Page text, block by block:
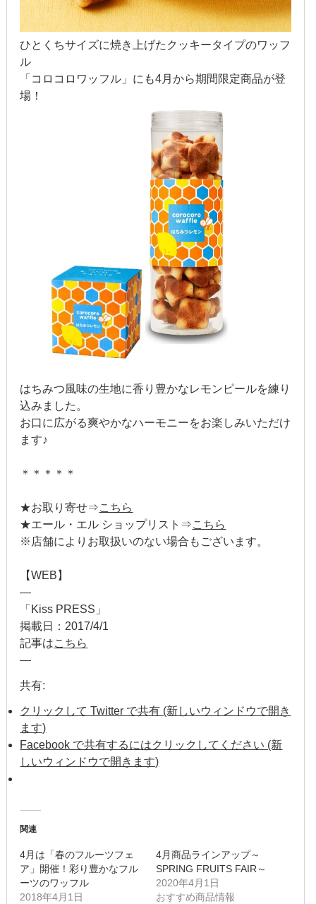
2016年8月
2016年7月
2016年6月
2016年5月
2016年4月
2016年3月
2016年2月
2016年1月
2015年12月
2015年11月
2015年10月
2015年8月
2015年7月
2015年4月
2015年3月
2014年10月
2014年9月
2014年8月
2014年5月
2014年4月
ひとくちサイズに焼き上げたクッキータイプのワッフ
ル
「コロコロワッフル」にも4月から期間限定商品が登
場！
はちみつ風味の生地に香り豊かなレモンピールを練り
込みました。
お口に広がる爽やかなハーモニーをお楽しみいただけ
ます♪
＊＊＊＊＊
★お取り寄せ⇒こちら
★エール・エル ショップリスト⇒こちら
※店舗によりお取扱いのない場合もございます。
【WEB】
—
「Kiss PRESS」
掲載日：2017/4/1
記事はこちら
—
共有:
クリックして Twitter で共有 (新しいウィンドウで開き
ます)
Facebook で共有するにはクリックしてください (新
しいウィンドウで開きます)
関連
4月は「春のフルーツフェ
ア」開催！彩り豊かなフル
ーツのワッフル
2018年4月1日
4月商品ラインアップ～
SPRING FRUITS FAIR～
2020年4月1日
おすすめ商品情報